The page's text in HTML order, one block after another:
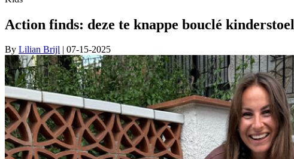
Action finds: deze te knappe bouclé kinderstoel
By Lilian Brijl | 07-15-2025